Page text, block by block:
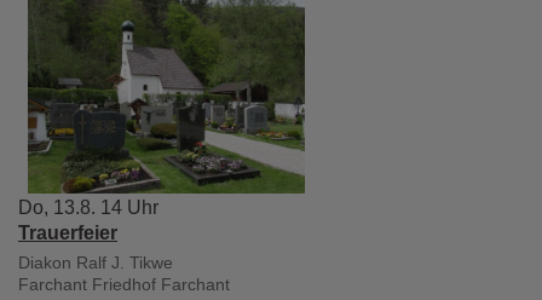
Do, 13.8. 14 Uhr
Trauerfeier
Diakon Ralf J. Tikwe
Farchant Friedhof Farchant